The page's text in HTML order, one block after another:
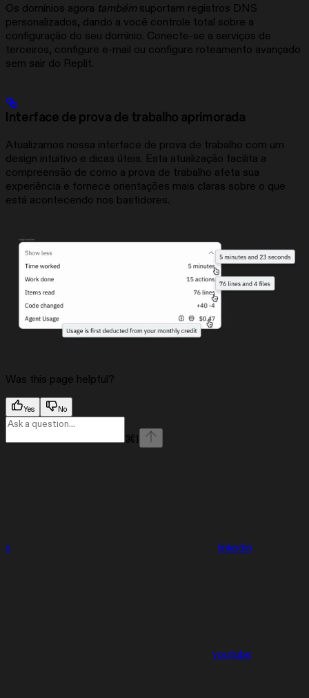
Os domínios agora também suportam registros DNS
personalizados, dando a você controle total sobre a
configuração do seu domínio. Conecte-se a serviços de
terceiros, configure e-mail ou configure roteamento avançado
sem sair do Replit.
Interface de prova de trabalho aprimorada
Atualizamos nossa interface de prova de trabalho com um
design intuitivo e dicas úteis. Esta atualização facilita a
compreensão de como a prova de trabalho afeta sua
experiência e fornece orientações mais claras sobre o que
está acontecendo nos bastidores.
Was this page helpful?
Yes No
⌘ I
x linkedin
youtube